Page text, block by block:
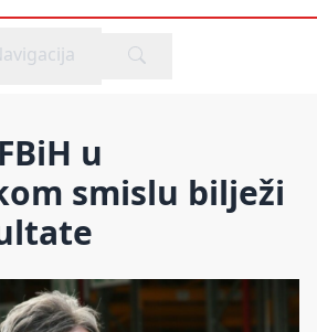
menu
u
smislu bilježi